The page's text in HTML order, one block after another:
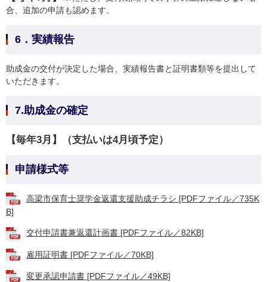
合、追加の申請も認めます。
6．実績報告
助成金の交付が決定した場合、実績報告書と証明書類等を提出して
いただきます。
7.助成金の確定
【毎年3月】（支払いは4月頃予定）
申請様式等
高梁市保育士奨学金返還支援助成チラシ [PDFファイル／735K
B]
交付申請書兼返還計画書 [PDFファイル／82KB]
雇用証明書 [PDFファイル／70KB]
変更承認申請書 [PDFファイル／49KB]